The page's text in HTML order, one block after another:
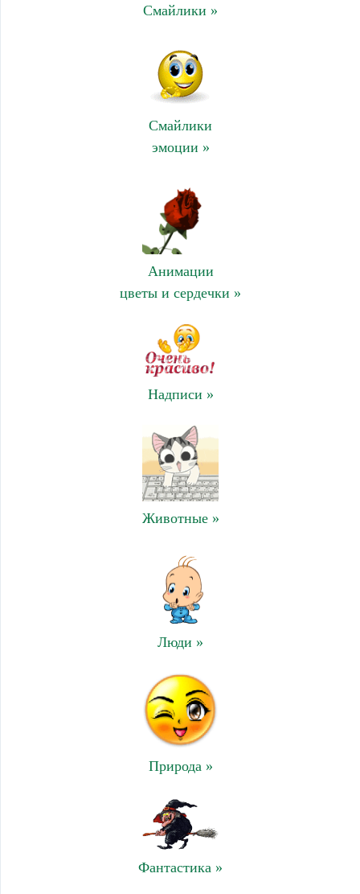
Смайлики »
Смайлики
эмоции »
Анимации
цветы и сердечки »
Надписи »
Животные »
Люди »
Природа »
Фантастика »